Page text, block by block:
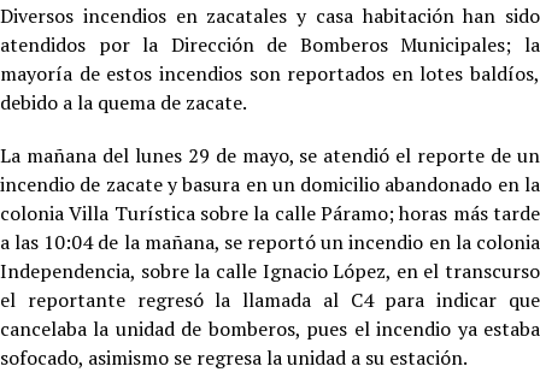
Diversos incendios en zacatales y casa habitación han sido
atendidos por la Dirección de Bomberos Municipales; la
mayoría de estos incendios son reportados en lotes baldíos,
debido a la quema de zacate.
La mañana del lunes 29 de mayo, se atendió el reporte de un
incendio de zacate y basura en un domicilio abandonado en la
colonia Villa Turística sobre la calle Páramo; horas más tarde
a las 10:04 de la mañana, se reportó un incendio en la colonia
Independencia, sobre la calle Ignacio López, en el transcurso
el reportante regresó la llamada al C4 para indicar que
cancelaba la unidad de bomberos, pues el incendio ya estaba
sofocado, asimismo se regresa la unidad a su estación.